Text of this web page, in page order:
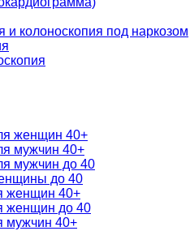
и колоноскопия под наркозом
женщин 40+
мужчин 40+
мужчин до 40
до 40
женщин 40+
женщин до 40
мужчин 40+